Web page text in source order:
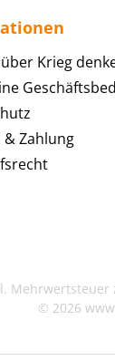
Krieg
& Zahlung
Mehrwertsteuer
© 2026